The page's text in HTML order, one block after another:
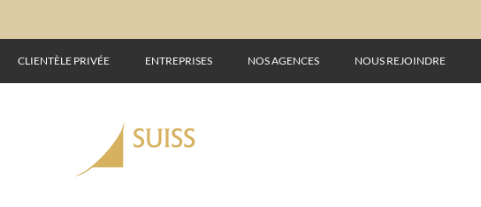
CLIENTÈLE PRIVÉE ENTREPRISES NOS AGENCES NOUS REJOINDRE